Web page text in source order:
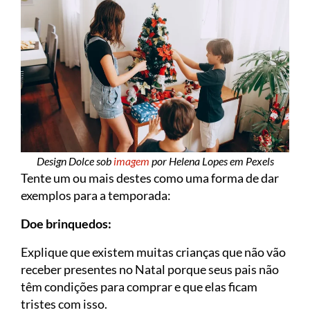
Design Dolce sob imagem por Helena Lopes em Pexels
Tente um ou mais destes como uma forma de dar
exemplos para a temporada:
Doe brinquedos:
Explique que existem muitas crianças que não vão
receber presentes no Natal porque seus pais não
têm condições para comprar e que elas ficam
tristes com isso.